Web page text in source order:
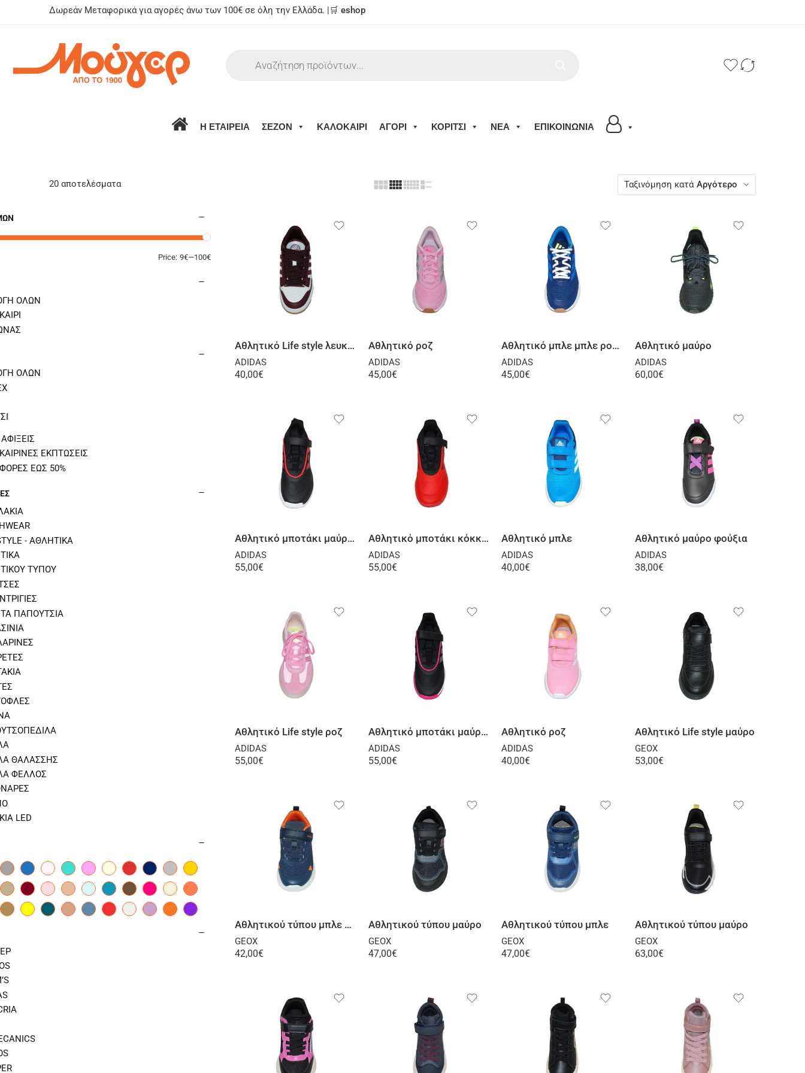
Δωρεάν Μεταφορικά για αγορές άνω των 100€ σε όλη την Ελλάδα. |🛒 eshop
Η ΕΤΑΙΡΕΙΑ ΣΕΖΟΝ ΚΑΛΟΚΑΙΡΙ ΑΓΟΡΙ ΚΟΡΙΤΣΙ ΝΕΑ ΕΠΙΚΟΙΝΩΝΙΑ
20 αποτελέσματα Ταξινόμηση κατά Αργότερο
Επιλογή
Αθλητικό Life style λευκό μπορντό
ADIDAS
40,00€
Επιλογή
Αθλητικό ροζ
ADIDAS
45,00€
Επιλογή
Αθλητικό μπλε μπλε ρουά
ADIDAS
45,00€
Επιλογή
Αθλητικό μαύρο
ADIDAS
60,00€
Επιλογή
Αθλητικό μποτάκι μαύρο κόκκινο
ADIDAS
55,00€
Επιλογή
Αθλητικό μποτάκι κόκκινο
ADIDAS
55,00€
Επιλογή
Αθλητικό μπλε
ADIDAS
40,00€
Επιλογή
Αθλητικό μαύρο φούξια
ADIDAS
38,00€
Επιλογή
Αθλητικό Life style ροζ
ADIDAS
55,00€
Επιλογή
Αθλητικό μποτάκι μαύρο φούξια
ADIDAS
55,00€
Επιλογή
Αθλητικό ροζ
ADIDAS
40,00€
Επιλογή
Αθλητικό Life style μαύρο
GEOX
53,00€
Επιλογή
Αθλητικού τύπου μπλε πορτοκαλί
GEOX
42,00€
Επιλογή
Αθλητικού τύπου μαύρο
GEOX
47,00€
Επιλογή
Αθλητικού τύπου μπλε
GEOX
47,00€
Επιλογή
Αθλητικού τύπου μαύρο
GEOX
63,00€
Price: 9€—100€
ΟΛΩΝ
ΟΛΩΝ
ΕΚΠΤΩΣΕΙΣ
ΕΩΣ 50%
- ΑΘΛΗΤΙΚΑ
ΤΥΠΟΥ
ΠΑΠΟΥΤΣΙΑ
ΘΑΛΑΣΣΗΣ
ΦΕΛΛΟΣ
LED